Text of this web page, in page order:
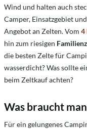
Wind und halten auch
Camper, Einsatzgebiet
Angebot an Zelten. Vom 4
hin zum riesigen
die besten Zelte für
wasserdicht? Was sollte
beim Zeltkauf achten?
Was braucht
Für ein gelungenes